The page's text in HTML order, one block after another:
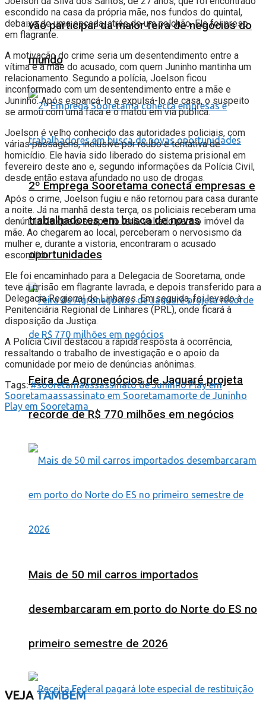
vão participar da maior feira de negócios do
mundo
2º Emprega Sooretama conecta empresas e
trabalhadores em busca de novas
oportunidades
Feira de Agronegócios de Jaguaré projeta
recorde de R$ 770 milhões em negócios
Mais de 50 mil carros importados
desembarcaram em porto do Norte do ES no
primeiro semestre de 2026
escondido na casa da própria mãe, nos fundos do quintal,
debaixo de uma escada, atrás de um colchão. Ele foi preso
em flagrante.
A motivação do crime seria um desentendimento entre a
vítima e a mãe do acusado, com quem Juninho mantinha um
relacionamento. Segundo a polícia, Joelson ficou
inconformado com um desentendimento entre a mãe e
Juninho. Após espancá-lo e expulsá-lo de casa, o suspeito
se armou com uma faca e o matou em via pública.
Joelson é velho conhecido das autoridades policiais, com
várias passagens, inclusive por roubo e tentativa de
homicídio. Ele havia sido liberado do sistema prisional em
fevereiro deste ano e, segundo informações da Polícia Civil,
desde então estava afundado no uso de drogas.
Após o crime, Joelson fugiu e não retornou para casa durante
a noite. Já na manhã desta terça, os policiais receberam uma
denúncia de que o suspeito teria voltado para o imóvel da
mãe. Ao chegarem ao local, perceberam o nervosismo da
mulher e, durante a vistoria, encontraram o acusado
escondido.
Ele foi encaminhado para a Delegacia de Sooretama, onde
teve a prisão em flagrante lavrada, e depois transferido para a
Delegacia Regional de Linhares. Em seguida, foi levado à
Penitenciária Regional de Linhares (PRL), onde ficará à
disposição da Justiça.
A Polícia Civil destacou a rápida resposta à ocorrência,
ressaltando o trabalho de investigação e o apoio da
comunidade por meio de denúncias anônimas.
Tags: #sooretamaassassinato de Juninho Play em
Sooretamaassassinato em Sooretamamorte de Juninho
Play em Sooretama
VEJATAMBÉM